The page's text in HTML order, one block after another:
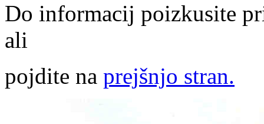
Do informacij poizkusite
ali
pojdite na prejšnjo stran.